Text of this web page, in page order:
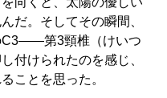
だ。そしてその瞬間、
C3——第3頸椎（けいつ
付けられたのを感じ、
ことを思った。